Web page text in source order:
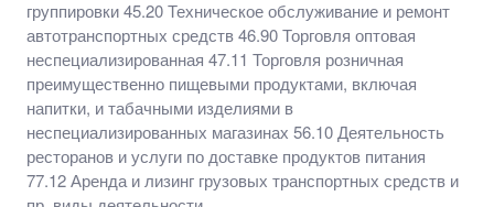
продуктов питания 77.12 Аренда и лизинг грузовых
транспортных средств и пр. виды деятельности
группировки 45.20 Техническое обслуживание и ремонт
автотранспортных средств 46.90 Торговля оптовая
неспециализированная 47.11 Торговля розничная
преимущественно пищевыми продуктами, включая
напитки, и табачными изделиями в
неспециализированных магазинах 56.10 Деятельность
ресторанов и услуги по доставке продуктов питания
77.12 Аренда и лизинг грузовых транспортных средств и